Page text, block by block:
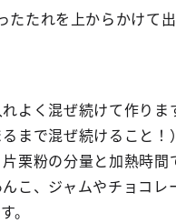
たれを上からかけて出
よく混ぜ続けて作り
まで混ぜ続けること！
栗粉の分量と加熱時間
こ、ジャムやチョコ
。